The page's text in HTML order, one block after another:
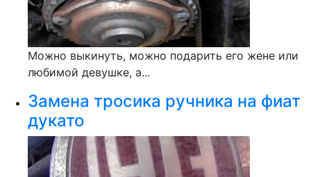
Можно выкинуть, можно подарить его жене или
любимой девушке, а...
Замена тросика ручника на фиат
дукато